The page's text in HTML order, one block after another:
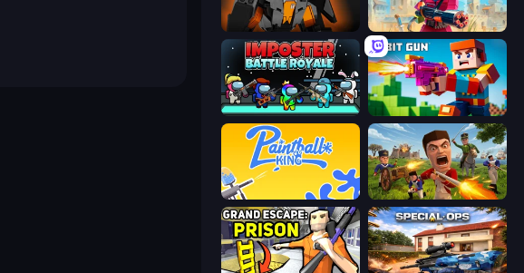
Destructors Online Pixel Combat: Zombies Strike
Imposter Battle Royale Bit Gun.io
Paintball King Redcoats.io